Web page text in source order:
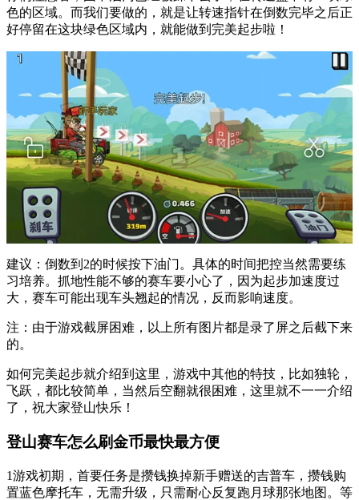
色的区域。而我们要做的，就是让转速指针在倒数完毕之后正
好停留在这块绿色区域内，就能做到完美起步啦！
建议：倒数到2的时候按下油门。具体的时间把控当然需要练
习培养。抓地性能不够的赛车要小心了，因为起步加速度过
大，赛车可能出现车头翘起的情况，反而影响速度。
注：由于游戏截屏困难，以上所有图片都是录了屏之后截下来
的。
如何完美起步就介绍到这里，游戏中其他的特技，比如独轮，
飞跃，都比较简单，当然后空翻就很困难，这里就不一一介绍
了，祝大家登山快乐！
登山赛车怎么刷金币最快最方便
1游戏初期，首要任务是攒钱换掉新手赠送的吉普车，攒钱购
置蓝色摩托车，无需升级，只需耐心反复跑月球那张地图。等